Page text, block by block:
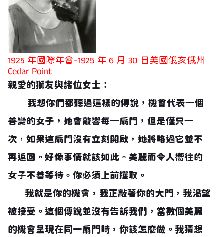
1925 年國際年會-1925 年 6 月 30 日美國俄亥俄州
Cedar Point
親愛的獅友與諸位女士：
我想你們都聽過這樣的傳說，機會代表一個
善變的女子，她會敲響每一扇門，但是僅只一
次，如果這扇門沒有立刻開啟，她將略過它並不
再返回。好像事情就該如此。美麗而令人嚮往的
女子不善等待。你必須上前攫取。
我就是你的機會，我正敲著你的大門，我渴望
被接受。這個傳說並沒有告訴我們，當數個美麗
的機會呈現在同一扇門時，你該怎麼做。我猜想